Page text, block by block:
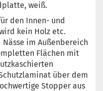
weiß.
den Innen- und
kein Holz etc.
im Außenbereich
Flächen mit
über dem
Stopper aus